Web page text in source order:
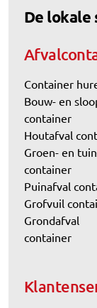
De lokale
Container
Bouw- en
container
Houtafval
Groen- en
container
Puinafval
Grofvuil
Grondafval
container